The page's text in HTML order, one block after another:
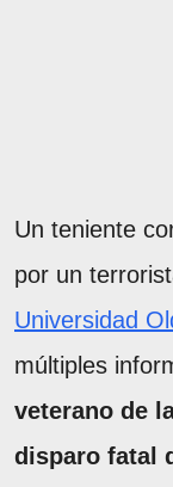
Un teniente
por un
Universidad
múltiples
veterano de
disparo fatal